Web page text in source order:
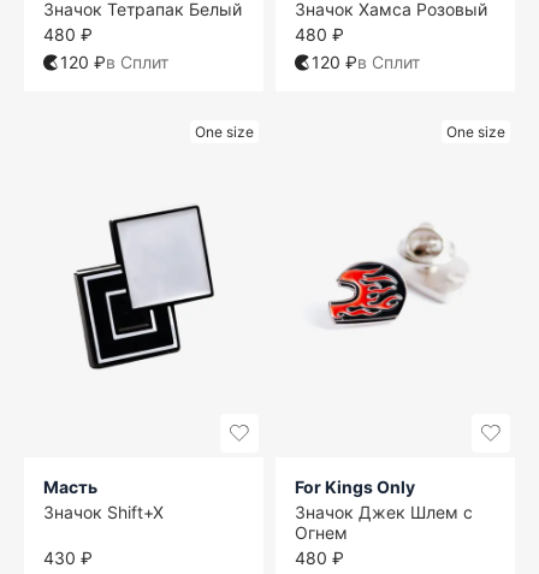
Значок Тетрапак Белый
480 ₽
120 ₽в Сплит
Значок Хамса Розовый
480 ₽
120 ₽в Сплит
One size
Масть
Значок Shift+X
430 ₽
One size
For Kings Only
Значок Джек Шлем с
Огнем
480 ₽